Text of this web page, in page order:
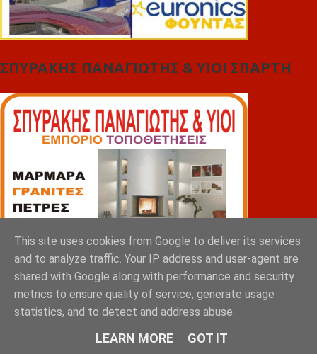
ΣΠΥΡΑΚΗΣ ΠΑΝΑΓΙΩΤΗΣ & YIOI ΣΠΑΡΤΗ
This site uses cookies from Google to deliver its services
and to analyze traffic. Your IP address and user-agent are
shared with Google along with performance and security
metrics to ensure quality of service, generate usage
statistics, and to detect and address abuse.
LEARN MORE GOT IT